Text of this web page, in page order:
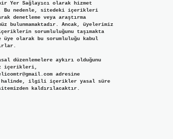
Yer Sağlayıcı olarak hizmet
Bu nedenle, sitedeki içerikleri
denetleme veya araştırma
bulunmamaktadır. Ancak, üyelerimiz
sorumluluğunu taşımakta
olarak bu sorumluluğu kabul
düzenlemelere aykırı olduğunu
içerikleri,
adresine
halinde, ilgili içerikler yasal süre
kaldırılacaktır.